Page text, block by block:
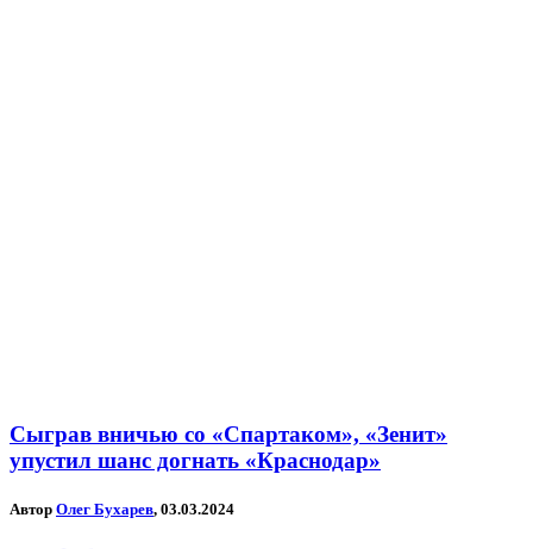
Сыграв вничью со «Спартаком», «Зенит»
упустил шанс догнать «Краснодар»
Автор Олег Бухарев, 03.03.2024